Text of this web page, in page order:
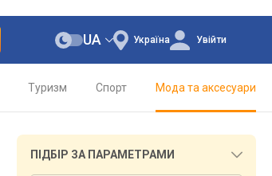
Україна
UA Увійти
Туризм Спорт Мода та аксесуари
ПІДБІР ЗА ПАРАМЕТРАМИ